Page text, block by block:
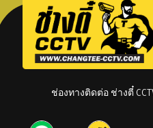
ช่องทางติดต่อ ช่างตี๋